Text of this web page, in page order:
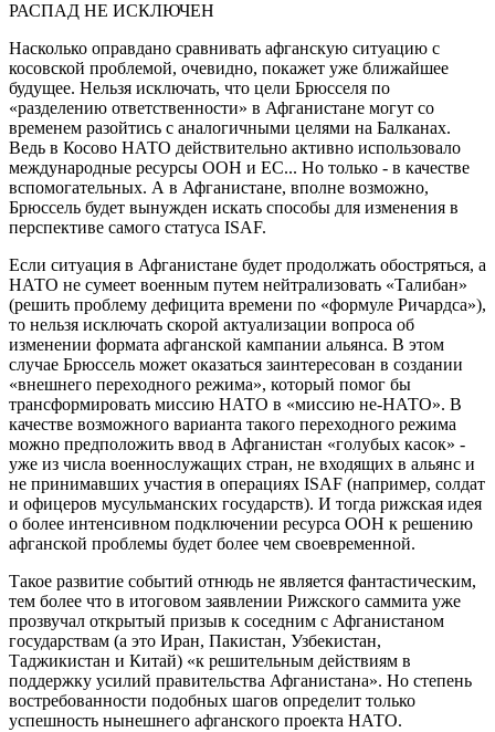
РАСПАД НЕ ИСКЛЮЧЕН
Насколько оправдано сравнивать афганскую ситуацию с
косовской проблемой, очевидно, покажет уже ближайшее
будущее. Нельзя исключать, что цели Брюсселя по
«разделению ответственности» в Афганистане могут со
временем разойтись с аналогичными целями на Балканах.
Ведь в Косово НАТО действительно активно использовало
международные ресурсы ООН и ЕС... Но только - в качестве
вспомогательных. А в Афганистане, вполне возможно,
Брюссель будет вынужден искать способы для изменения в
перспективе самого статуса ISAF.
Если ситуация в Афганистане будет продолжать обостряться, а
НАТО не сумеет военным путем нейтрализовать «Талибан»
(решить проблему дефицита времени по «формуле Ричардса»),
то нельзя исключать скорой актуализации вопроса об
изменении формата афганской кампании альянса. В этом
случае Брюссель может оказаться заинтересован в создании
«внешнего переходного режима», который помог бы
трансформировать миссию НАТО в «миссию не-НАТО». В
качестве возможного варианта такого переходного режима
можно предположить ввод в Афганистан «голубых касок» -
уже из числа военнослужащих стран, не входящих в альянс и
не принимавших участия в операциях ISAF (например, солдат
и офицеров мусульманских государств). И тогда рижская идея
о более интенсивном подключении ресурса ООН к решению
афганской проблемы будет более чем своевременной.
Такое развитие событий отнюдь не является фантастическим,
тем более что в итоговом заявлении Рижского саммита уже
прозвучал открытый призыв к соседним с Афганистаном
государствам (а это Иран, Пакистан, Узбекистан,
Таджикистан и Китай) «к решительным действиям в
поддержку усилий правительства Афганистана». Но степень
востребованности подобных шагов определит только
успешность нынешнего афганского проекта НАТО.